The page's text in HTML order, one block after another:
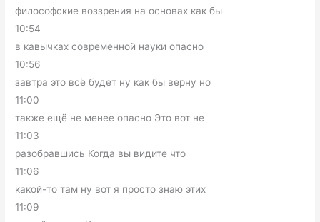
философские воззрения на основах как бы
10:54
в кавычках современной науки опасно
10:56
завтра это всё будет ну как бы верну но
11:00
также ещё не менее опасно Это вот не
11:03
разобравшись Когда вы видите что
11:06
какой-то там ну вот я просто знаю этих
11:09